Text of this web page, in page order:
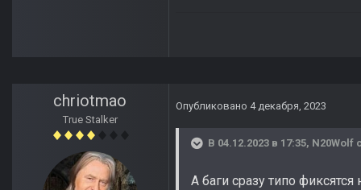
chriotmao
True Stalker
Опубликовано 4 декабря, 2023
В 04.12.2023 в 17:35, N20Wolf
А баги сразу типо